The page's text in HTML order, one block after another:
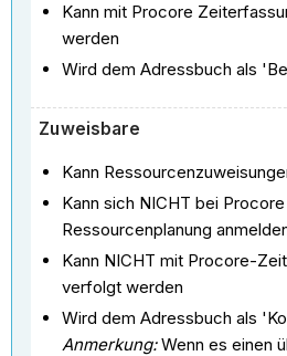
Kann mit Procore
werden
Wird dem Adressbuch als
Zuweisbare
Kann
Kann sich NICHT bei Procore
Ressourcenplanung
Kann NICHT mit Procore-
verfolgt werden
Wird dem Adressbuch als
Anmerkung:Wenn es einen